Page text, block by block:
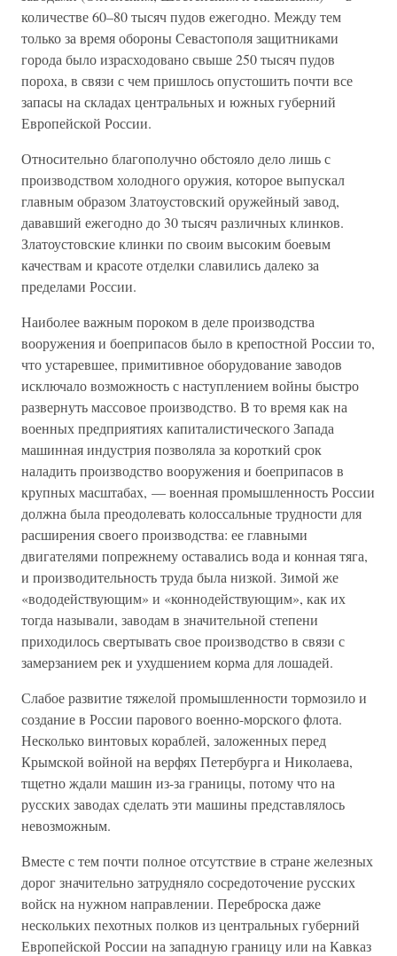
количестве 60–80 тысяч пудов ежегодно. Между тем
только за время обороны Севастополя защитниками
города было израсходовано свыше 250 тысяч пудов
пороха, в связи с чем пришлось опустошить почти все
запасы на складах центральных и южных губерний
Европейской России.
Относительно благополучно обстояло дело лишь с
производством холодного оружия, которое выпускал
главным образом Златоустовский оружейный завод,
дававший ежегодно до 30 тысяч различных клинков.
Златоустовские клинки по своим высоким боевым
качествам и красоте отделки славились далеко за
пределами России.
Наиболее важным пороком в деле производства
вооружения и боеприпасов было в крепостной России то,
что устаревшее, примитивное оборудование заводов
исключало возможность с наступлением войны быстро
развернуть массовое производство. В то время как на
военных предприятиях капиталистического Запада
машинная индустрия позволяла за короткий срок
наладить производство вооружения и боеприпасов в
крупных масштабах, — военная промышленность России
должна была преодолевать колоссальные трудности для
расширения своего производства: ее главными
двигателями попрежнему оставались вода и конная тяга,
и производительность труда была низкой. Зимой же
«вододействующим» и «коннодействующим», как их
тогда называли, заводам в значительной степени
приходилось свертывать свое производство в связи с
замерзанием рек и ухудшением корма для лошадей.
Слабое развитие тяжелой промышленности тормозило и
создание в России парового военно-морского флота.
Несколько винтовых кораблей, заложенных перед
Крымской войной на верфях Петербурга и Николаева,
тщетно ждали машин из-за границы, потому что на
русских заводах сделать эти машины представлялось
невозможным.
Вместе с тем почти полное отсутствие в стране железных
дорог значительно затрудняло сосредоточение русских
войск на нужном направлении. Переброска даже
нескольких пехотных полков из центральных губерний
Европейской России на западную границу или на Кавказ